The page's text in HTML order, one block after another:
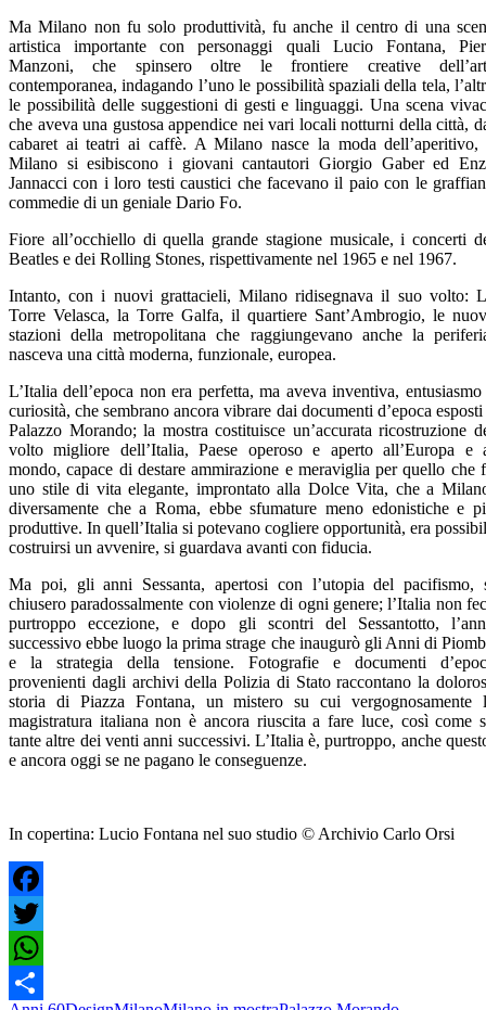
Ma Milano non fu solo produttività, fu anche il centro di una
artistica importante con personaggi quali Lucio Fontana,
Manzoni, che spinsero oltre le frontiere creative
contemporanea, indagando l’uno le possibilità spaziali della tela,
le possibilità delle suggestioni di gesti e linguaggi. Una scena
che aveva una gustosa appendice nei vari locali notturni della città,
cabaret ai teatri ai caffè. A Milano nasce la moda dell’aperitivo,
Milano si esibiscono i giovani cantautori Giorgio Gaber ed
Jannacci con i loro testi caustici che facevano il paio con le
commedie di un geniale Dario Fo.
Fiore all’occhiello di quella grande stagione musicale, i concerti
Beatles e dei Rolling Stones, rispettivamente nel 1965 e nel 1967.
Intanto, con i nuovi grattacieli, Milano ridisegnava il suo volto:
Torre Velasca, la Torre Galfa, il quartiere Sant’Ambrogio, le
stazioni della metropolitana che raggiungevano anche la
nasceva una città moderna, funzionale, europea.
L’Italia dell’epoca non era perfetta, ma aveva inventiva, entusiasmo
curiosità, che sembrano ancora vibrare dai documenti d’epoca esposti
Palazzo Morando; la mostra costituisce un’accurata ricostruzione
volto migliore dell’Italia, Paese operoso e aperto all’Europa e
mondo, capace di destare ammirazione e meraviglia per quello che
uno stile di vita elegante, improntato alla Dolce Vita, che a
diversamente che a Roma, ebbe sfumature meno edonistiche e
produttive. In quell’Italia si potevano cogliere opportunità, era
costruirsi un avvenire, si guardava avanti con fiducia.
Ma poi, gli anni Sessanta, apertosi con l’utopia del pacifismo,
chiusero paradossalmente con violenze di ogni genere; l’Italia non
purtroppo eccezione, e dopo gli scontri del Sessantotto,
successivo ebbe luogo la prima strage che inaugurò gli Anni di
e la strategia della tensione. Fotografie e documenti
provenienti dagli archivi della Polizia di Stato raccontano la
storia di Piazza Fontana, un mistero su cui vergognosamente
magistratura italiana non è ancora riuscita a fare luce, così come
tante altre dei venti anni successivi. L’Italia è, purtroppo, anche
e ancora oggi se ne pagano le conseguenze.
In copertina: Lucio Fontana nel suo studio © Archivio Carlo Orsi
Facebook
Twitter
WhatsApp